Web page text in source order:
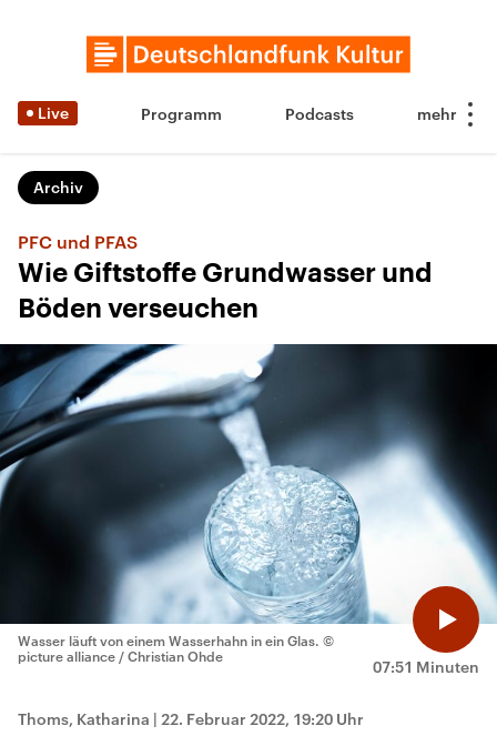
Live Programm Podcasts
Archiv
PFC und PFAS
Wie Giftstoffe Grundwasser und
Böden verseuchen
07:51 Minuten
Wasser läuft von einem Wasserhahn in ein Glas. ©
picture alliance / Christian Ohde
Thoms, Katharina | 22. Februar 2022, 19:20 Uhr